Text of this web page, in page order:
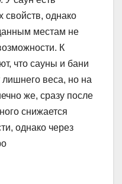
свойств, однако
местам не
К
что сауны и бани
лишнего веса, но на
же, сразу после
снижается
однако через